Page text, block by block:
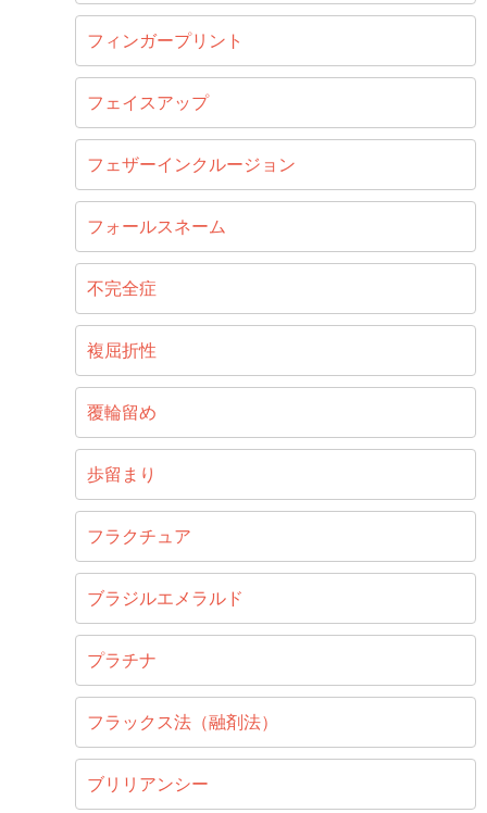
フィンガープリント
フェイスアップ
フェザーインクルージョン
フォールスネーム
不完全症
複屈折性
覆輪留め
歩留まり
フラクチュア
ブラジルエメラルド
プラチナ
フラックス法（融剤法）
ブリリアンシー